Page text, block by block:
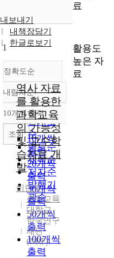
내보내기
내책장담기
한글로보기
정확도순
정확도
순
인기도
순
연도순
제목순
저자순
발행기
관순
내림차순
내림차순
10개씩 출력
10개씩
출력
20개씩
출력
30개씩
출력
50개씩
출력
100개씩
출력
조회
1
역사 자료
를 활용한
과학교육
의 가능성
및 교수학
습자료 개
발
이면우
춘천교육
대학교
한국연구
재단
(NRF)
료
활용도
높은 자
료